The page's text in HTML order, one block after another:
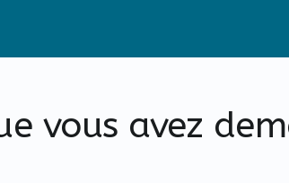
vous avez